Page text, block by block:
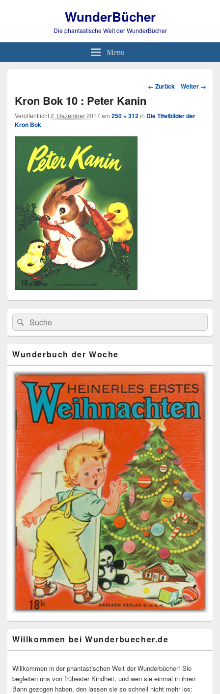
WunderBücher
Die phantastische Welt der WunderBücher
Menu
Bild-
← Zurück Weiter →
Kron Bok 10 : Peter Kanin
Veröffentlicht2. Dezember 2017am 250 × 312in Die Titelbilder der
Kron Bok
Primärer
Seitenleisten
Widget-
Bereich
Search
for:
Suche
Wunderbuch der Woche
Willkommen bei Wunderbuecher.de
Willkommen in der phantastischen Welt der Wunderbücher! Sie
begleiten uns von frühester Kindheit, und wen sie einmal in ihren
Bann gezogen haben, den lassen sie so schnell nicht mehr los: